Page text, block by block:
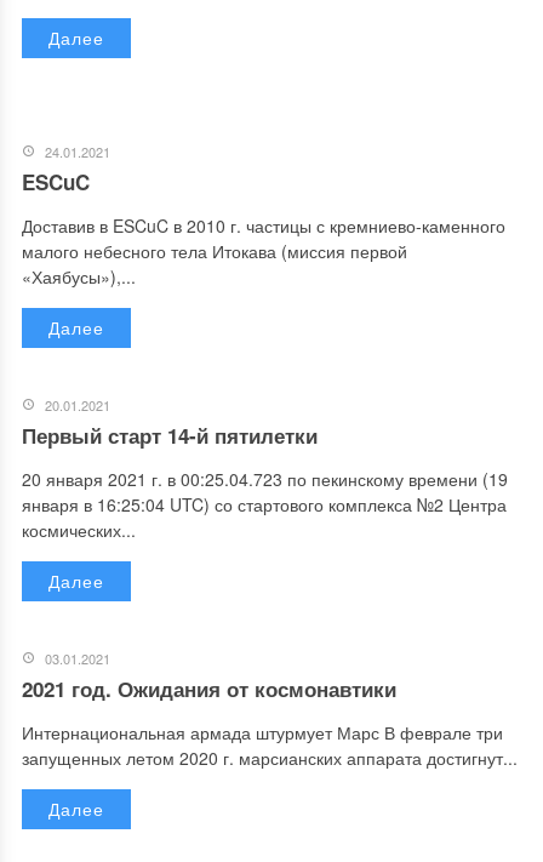
Далее
24.01.2021
ESCuC
Доставив в ESCuC в 2010 г. частицы с кремниево-каменного
малого небесного тела Итокава (миссия первой
«Хаябусы»),...
Далее
20.01.2021
Первый старт 14-й пятилетки
20 января 2021 г. в 00:25.04.723 по пекинскому времени (19
января в 16:25:04 UTC) со стартового комплекса №2 Центра
космических...
Далее
03.01.2021
2021 год. Ожидания от космонавтики
Интернациональная армада штурмует Марс В феврале три
запущенных летом 2020 г. марсианских аппарата достигнут...
Далее